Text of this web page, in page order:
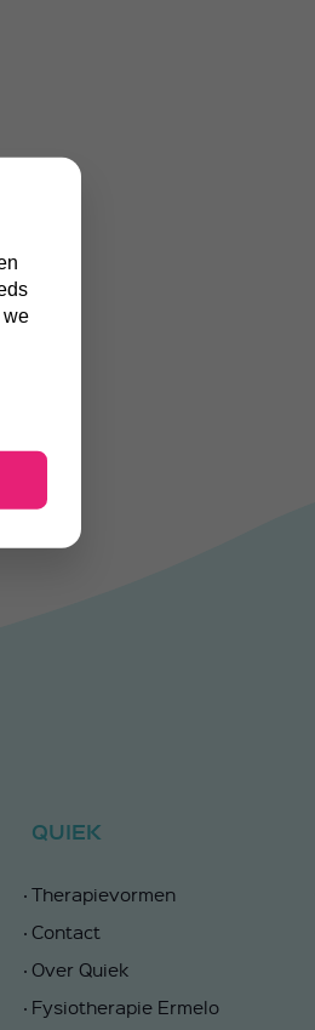
QUIEK
Therapievormen
Contact
Over Quiek
Fysiotherapie Ermelo
we